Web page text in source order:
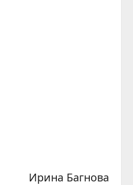
Ирина Багнова